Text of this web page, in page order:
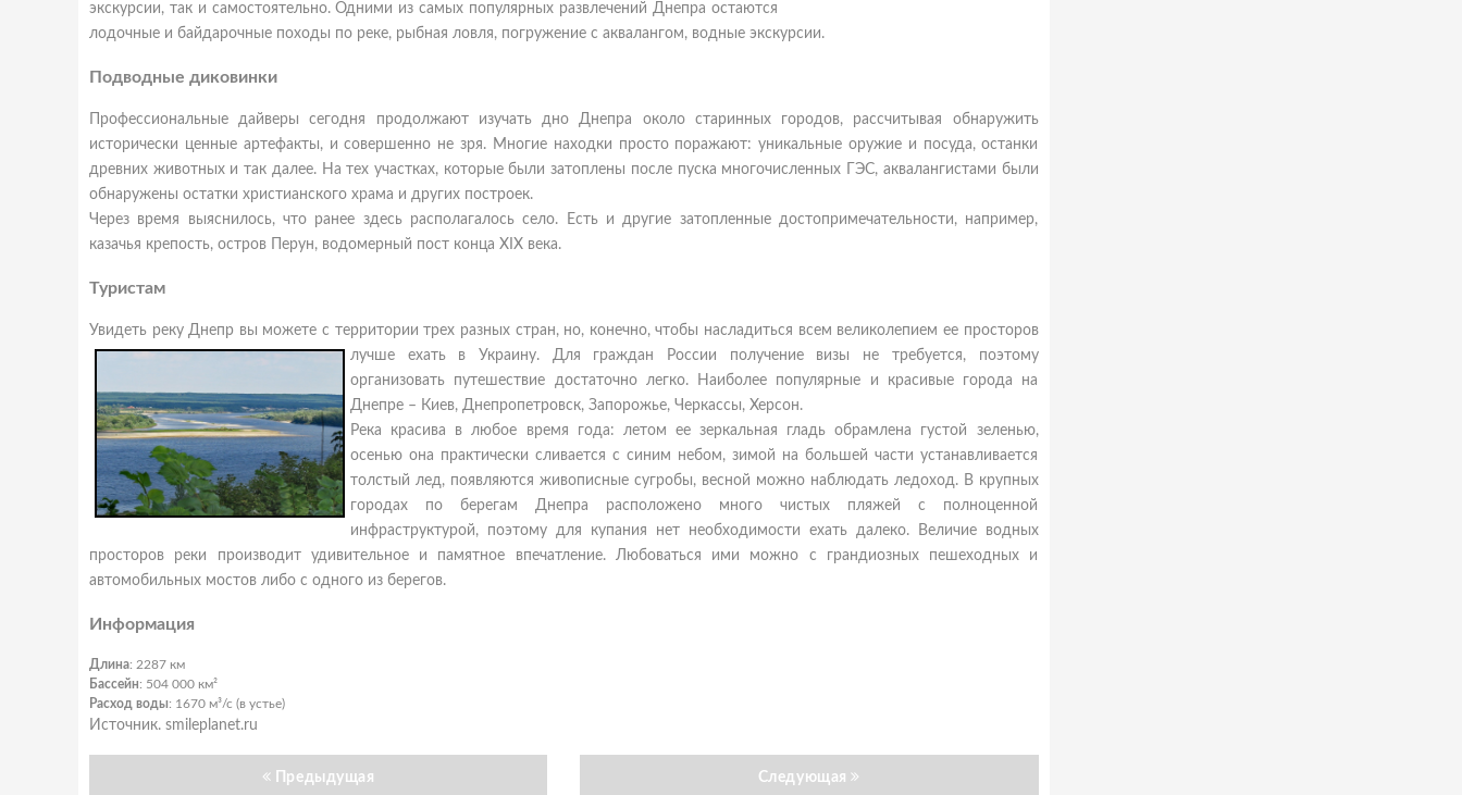
экскурсии, так и самостоятельно. Одними из самых популярных развлечений Днепра остаются
лодочные и байдарочные походы по реке, рыбная ловля, погружение с аквалангом, водные экскурсии.
Подводные диковинки
Профессиональные дайверы сегодня продолжают изучать дно Днепра около старинных городов, рассчитывая обнаружить
исторически ценные артефакты, и совершенно не зря. Многие находки просто поражают: уникальные оружие и посуда, останки
древних животных и так далее. На тех участках, которые были затоплены после пуска многочисленных ГЭС, аквалангистами были
обнаружены остатки христианского храма и других построек.
Через время выяснилось, что ранее здесь располагалось село. Есть и другие затопленные достопримечательности, например,
казачья крепость, остров Перун, водомерный пост конца ХІХ века.
Туристам
Увидеть реку Днепр вы можете с территории трех разных стран, но, конечно, чтобы насладиться всем великолепием ее просторов
лучше ехать в Украину. Для граждан России получение визы не требуется, поэтому
организовать путешествие достаточно легко. Наиболее популярные и красивые города на
Днепре – Киев, Днепропетровск, Запорожье, Черкассы, Херсон.
Река красива в любое время года: летом ее зеркальная гладь обрамлена густой зеленью,
осенью она практически сливается с синим небом, зимой на большей части устанавливается
толстый лед, появляются живописные сугробы, весной можно наблюдать ледоход. В крупных
городах по берегам Днепра расположено много чистых пляжей с полноценной
инфраструктурой, поэтому для купания нет необходимости ехать далеко. Величие водных
просторов реки производит удивительное и памятное впечатление. Любоваться ими можно с грандиозных пешеходных и
автомобильных мостов либо с одного из берегов.
Информация
Длина: 2287 км
Бассейн: 504 000 км²
Расход воды: 1670 м³/с (в устье)
Источник. smileplanet.ru
Предыдущая Следующая